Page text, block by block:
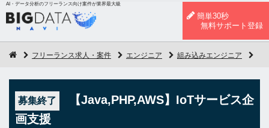
AI・データ分析のフリーランス向け案件が業界最大級
簡単30秒
無料サポート登録
フリーランス求人・案件 エンジニア 組み込みエンジニア
募集終了
【Java,PHP,AWS】IoTサービス企
画支援